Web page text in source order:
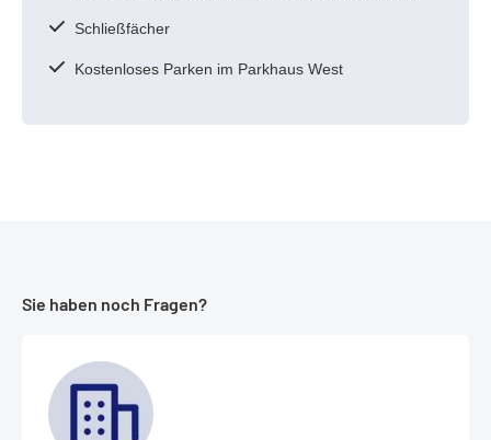
Schließfächer
Kostenloses Parken im Parkhaus West
Sie haben noch Fragen?